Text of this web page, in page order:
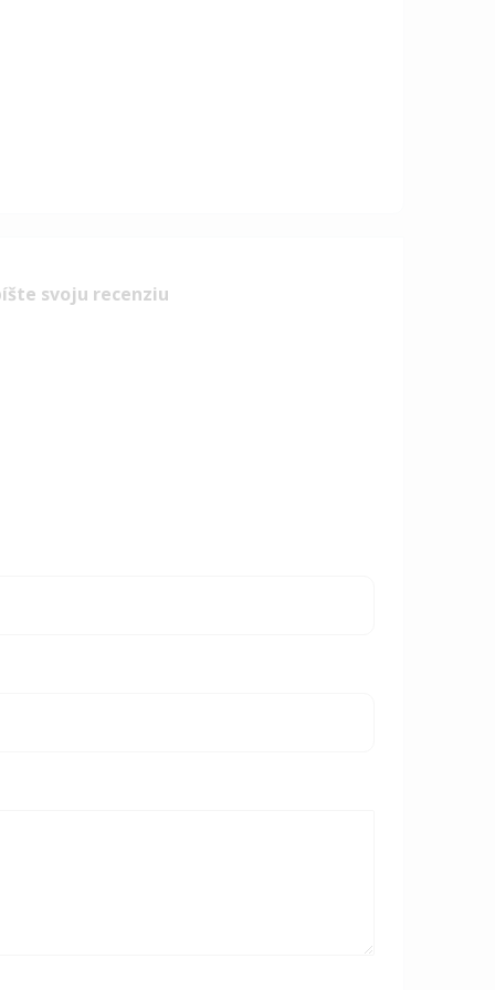
svoju recenziu